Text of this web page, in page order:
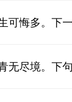
可悔多。下
无尽境。下